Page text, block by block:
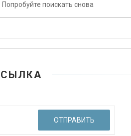
Попробуйте поискать снова